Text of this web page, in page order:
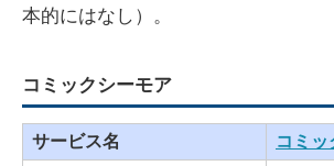
本的にはなし）。
コミックシーモア
サービス名 コミッ